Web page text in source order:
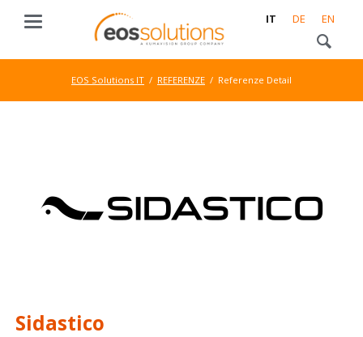
IT DE EN
EOS Solutions IT REFERENZE Referenze Detail
Sidastico